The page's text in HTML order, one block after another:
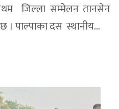
जिल्ला सम्मेलन तानसेन
। पाल्पाका दस स्थानीय…